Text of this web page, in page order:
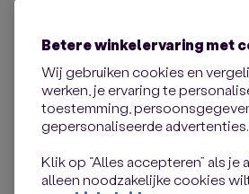
Betere winkelervaring met
Wij gebruiken cookies en
werken, je ervaring te
toestemming,
gepersonaliseerde advertenties.
Klik op “Alles accepteren” als je
alleen noodzakelijke cookies